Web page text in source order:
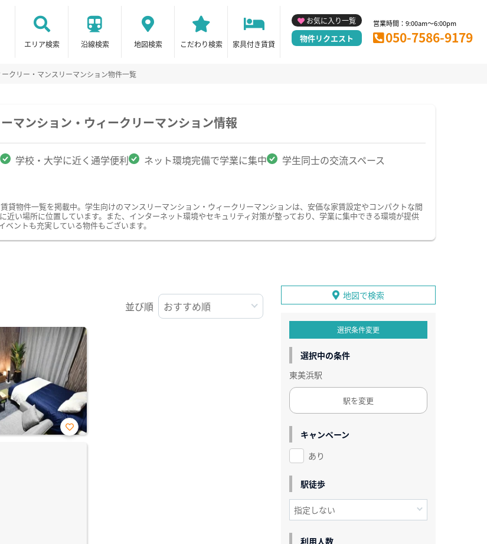
エリア検索 沿線検索 地図検索 こだわり検索 家具付き賃貸
お気に入り一覧
物件リクエスト
営業時間：9:00am～6:00pm
050-7586-9179
クリー・マンスリーマンション物件一覧
マンション・ウィークリーマンション情報
学校・大学に近く通学便利 ネット環境完備で学業に集中
学生同士の交流スペース
貸物件一覧を掲載中。学生向けのマンスリーマンション・ウィークリーマンションは、安価な家賃設定やコンパクトな間
い場所に位置しています。また、インターネット環境やセキュリティ対策が整っており、学業に集中できる環境が提供
ントも充実している物件もございます。
並び順
お気
地図で検索
選択条件変更
選択中の条件
東美浜駅
駅を変更
キャンペーン
あり
駅徒歩
利用人数